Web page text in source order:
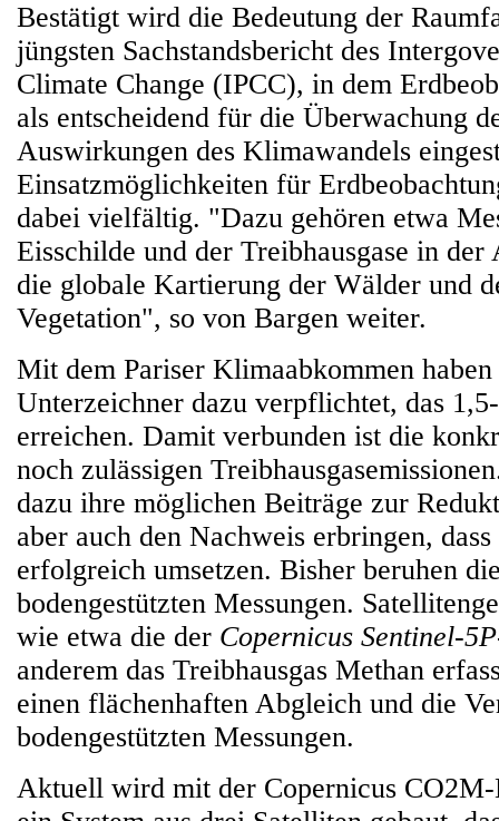
Bestätigt wird die Bedeutung der
jüngsten Sachstandsbericht des
Climate Change (IPCC), in dem
als entscheidend für die Überwachung
Auswirkungen des Klimawandels
Einsatzmöglichkeiten für
dabei vielfältig. "Dazu gehören etwa
Eisschilde und der Treibhausgase in der
die globale Kartierung der Wälder und
Vegetation", so von Bargen weiter.
Mit dem Pariser Klimaabkommen
Unterzeichner dazu verpflichtet, das
erreichen. Damit verbunden ist die
noch zulässigen
dazu ihre möglichen Beiträge zur
aber auch den Nachweis erbringen, dass
erfolgreich umsetzen. Bisher beruhen
bodengestützten Messungen.
wie etwa die der Copernicus Sentinel-5P
anderem das Treibhausgas Methan
einen flächenhaften Abgleich und die
bodengestützten Messungen.
Aktuell wird mit der Copernicus CO2M-